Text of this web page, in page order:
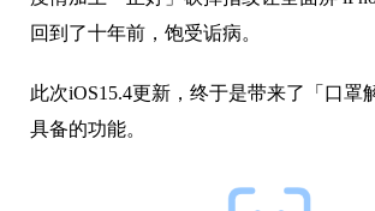
回到了十年前，饱受诟病。
此次iOS15.4更新，终于是带来了「口罩
具备的功能。